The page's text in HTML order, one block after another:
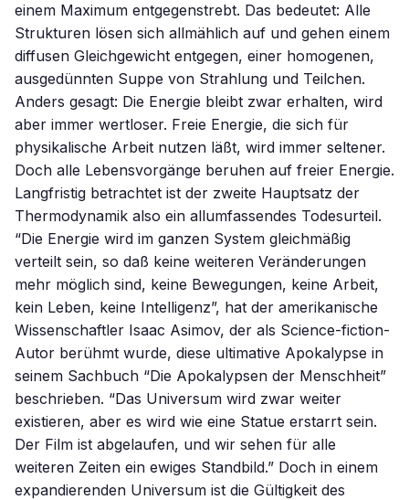
einem Maximum entgegenstrebt. Das bedeutet: Alle
Strukturen lösen sich allmählich auf und gehen einem
diffusen Gleichgewicht entgegen, einer homogenen,
ausgedünnten Suppe von Strahlung und Teilchen.
Anders gesagt: Die Energie bleibt zwar erhalten, wird
aber immer wertloser. Freie Energie, die sich für
physikalische Arbeit nutzen läßt, wird immer seltener.
Doch alle Lebensvorgänge beruhen auf freier Energie.
Langfristig betrachtet ist der zweite Hauptsatz der
Thermodynamik also ein allumfassendes Todesurteil.
“Die Energie wird im ganzen System gleichmäßig
verteilt sein, so daß keine weiteren Veränderungen
mehr möglich sind, keine Bewegungen, keine Arbeit,
kein Leben, keine Intelligenz”, hat der amerikanische
Wissenschaftler Isaac Asimov, der als Science-fiction-
Autor berühmt wurde, diese ultimative Apokalypse in
seinem Sachbuch “Die Apokalypsen der Menschheit”
beschrieben. “Das Universum wird zwar weiter
existieren, aber es wird wie eine Statue erstarrt sein.
Der Film ist abgelaufen, und wir sehen für alle
weiteren Zeiten ein ewiges Standbild.” Doch in einem
expandierenden Universum ist die Gültigkeit des